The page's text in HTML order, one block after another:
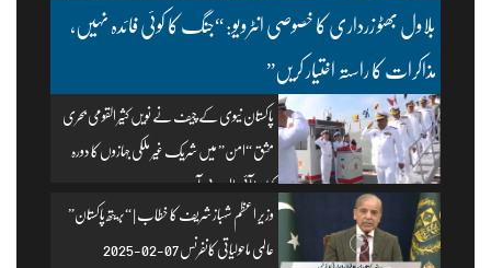
بلاول بھٹو زرداری کا خصوصی انٹرویو: “جنگ کا کوئی فائدہ نہیں،
مذاکرات کا راستہ اختیار کریں”
پاکستان نیوی کے چیف نے نویں کثیر القومی بحری
مشق “امن” میں شریک غیر ملکی جہازوں کا دورہ
کیا۔ | آئی ایس پی آر
وزیرِ اعظم شہباز شریف کا خطاب | “بریتھ پاکستان”
عالمی ماحولیاتی کانفرنس 07-02-2025